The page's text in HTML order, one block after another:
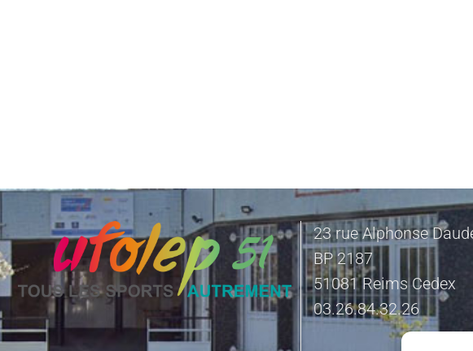
23 rue Alphonse
BP 2187
51081 Reims Cedex
03.26.84.32.26